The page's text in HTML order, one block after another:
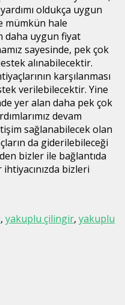
oldukça uygun
mümkün hale
daha uygun fiyat
sayesinde, pek çok
alınabilecektir.
karşılanması
verilebilecektir. Yine
yer alan daha pek çok
devam
sağlanabilecek olan
da giderilebileceği
bizler ile bağlantıda
bizleri
, yakuplu çilingir, yakuplu